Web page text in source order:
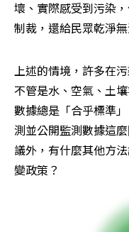
壞、實際感受到污染
制裁，還給民眾乾淨無
上述的情境，許多在
不管是水、空氣、土
數據總是「合乎標準
測並公開監測數據這
議外，有什麼其他方
變政策？